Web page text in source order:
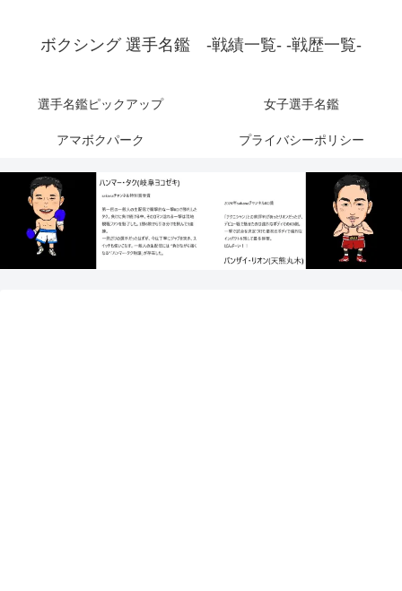
ボクシング 選手名鑑 -戦績一覧- -戦歴一覧-
選手名鑑ピックアップ 女子選手名鑑
アマボクパーク プライバシーポリシー